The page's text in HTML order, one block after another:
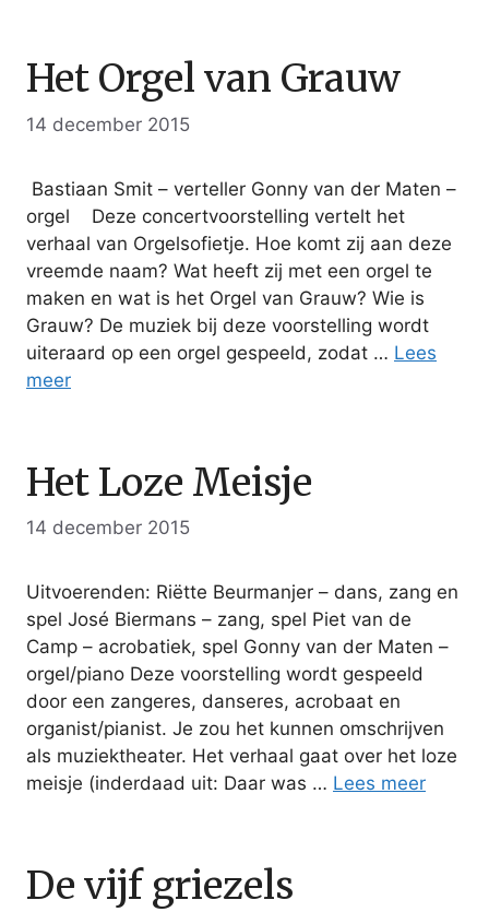
Het Orgel van Grauw
14 december 2015
Bastiaan Smit – verteller Gonny van der Maten –
orgel Deze concertvoorstelling vertelt het
verhaal van Orgelsofietje. Hoe komt zij aan deze
vreemde naam? Wat heeft zij met een orgel te
maken en wat is het Orgel van Grauw? Wie is
Grauw? De muziek bij deze voorstelling wordt
uiteraard op een orgel gespeeld, zodat … Lees
meer
Het Loze Meisje
14 december 2015
Uitvoerenden: Riëtte Beurmanjer – dans, zang en
spel José Biermans – zang, spel Piet van de
Camp – acrobatiek, spel Gonny van der Maten –
orgel/piano Deze voorstelling wordt gespeeld
door een zangeres, danseres, acrobaat en
organist/pianist. Je zou het kunnen omschrijven
als muziektheater. Het verhaal gaat over het loze
meisje (inderdaad uit: Daar was … Lees meer
De vijf griezels